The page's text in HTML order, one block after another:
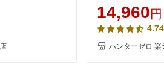
自動車用エ
】
動車用エンジン
ロ
14,960円
4.74
ハンターゼロ 楽